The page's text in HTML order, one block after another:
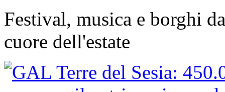
Festival, musica e borghi
cuore dell'estate